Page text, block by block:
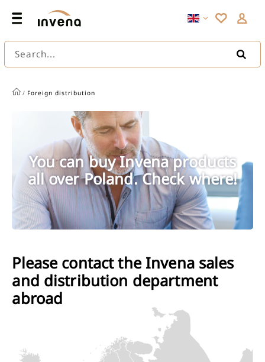
Search...
/ Foreign distribution
You can buy Invena products
all over Poland. Check where!
Please contact the Invena sales
and distribution department
abroad